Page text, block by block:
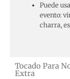
Puede
evento:
charra,
Tocado Para
Extra